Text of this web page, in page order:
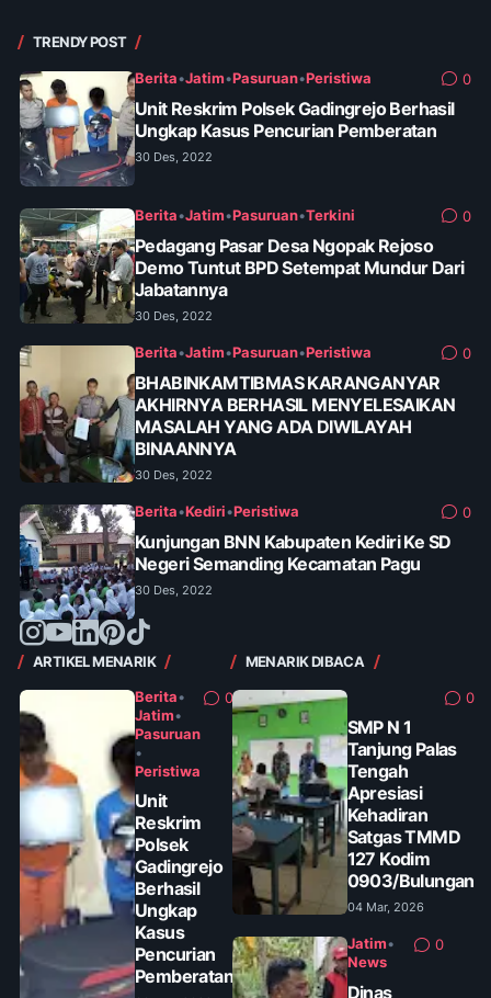
TRENDY POST
Berita•Jatim•Pasuruan•Peristiwa 0
Unit Reskrim Polsek Gadingrejo Berhasil
Ungkap Kasus Pencurian Pemberatan
30 Des, 2022
Berita•Jatim•Pasuruan•Terkini 0
Pedagang Pasar Desa Ngopak Rejoso
Demo Tuntut BPD Setempat Mundur Dari
Jabatannya
30 Des, 2022
Berita•Jatim•Pasuruan•Peristiwa 0
BHABINKAMTIBMAS KARANGANYAR
AKHIRNYA BERHASIL MENYELESAIKAN
MASALAH YANG ADA DIWILAYAH
BINAANNYA
30 Des, 2022
Berita•Kediri•Peristiwa 0
Kunjungan BNN Kabupaten Kediri Ke SD
Negeri Semanding Kecamatan Pagu
30 Des, 2022
ARTIKEL MENARIK
Berita•
Jatim•
Pasuruan
•
Peristiwa
0
Unit
Reskrim
Polsek
Gadingrejo
Berhasil
Ungkap
Kasus
Pencurian
Pemberatan
MENARIK DIBACA
0
SMP N 1
Tanjung Palas
Tengah
Apresiasi
Kehadiran
Satgas TMMD
127 Kodim
0903/Bulungan
04 Mar, 2026
Jatim•
News
0
Dinas